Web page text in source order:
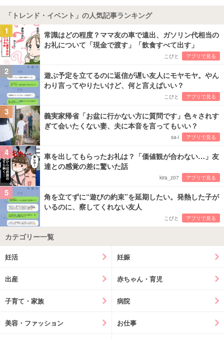
「トレンド・イベント」の人気記事ランキング
1
常識はどの程度？ママ友の車で遠出、ガソリン代相当の
お礼について「現金で渡す」「飲食すべて出す」
こびと アプリで見る
2
遊ぶ予定を立てるのに返信が遅い友人にモヤモヤ。やん
わり言ってやりたいけど、何と言えばいい？
こびと アプリで見る
3
義実家帰省「お盆に行かない方に質問です」色々されす
ぎて会いたくない妻、夫に本音を言ってもいい？
sa-i アプリで見る
4
車を出してもらったお礼は？「価値観が合わない…」友
達との感覚の差に驚いた話
kira_z07 アプリで見る
5
角を立てずに“遊びの約束”を延期したい。発熱した子が
いるのに、察してくれない友人
こびと アプリで見る
カテゴリー一覧
妊活 妊娠
出産 赤ちゃん・育児
子育て・家族 病院
美容・ファッション お仕事